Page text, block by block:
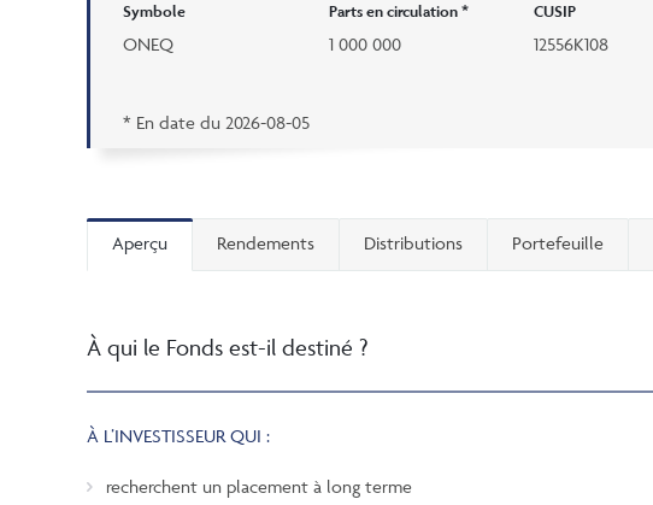
Symbole
ONEQ
Parts en circulation *
1 000 000
CUSIP
12556K108
* En date du 2026-08-05
Aperçu Rendements Distributions Portefeuille
À qui le Fonds est-il destiné ?
À L’INVESTISSEUR QUI :
recherchent un placement à long terme